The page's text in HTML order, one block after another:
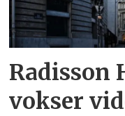
Radisson
vokser